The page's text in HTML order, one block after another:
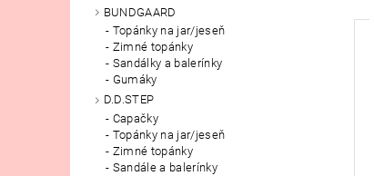
BUNDGAARD
Topánky na jar/jeseň
Zimné topánky
Sandálky a balerínky
Gumáky
D.D.STEP
Capačky
Topánky na jar/jeseň
Zimné topánky
Sandále a balerínky